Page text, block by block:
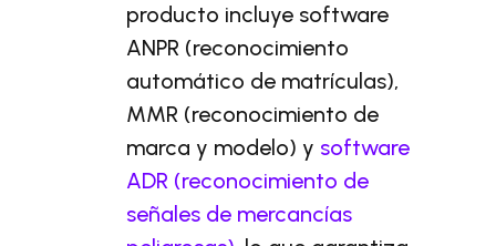
producto incluye software
ANPR (reconocimiento
automático de matrículas),
MMR (reconocimiento de
marca y modelo) y software
ADR (reconocimiento de
señales de mercancías